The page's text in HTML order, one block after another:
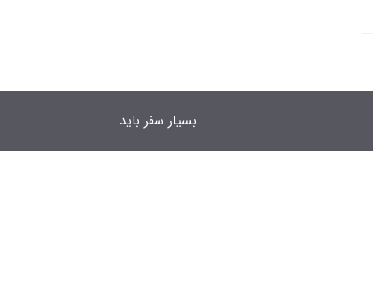
بسیار سفر باید...